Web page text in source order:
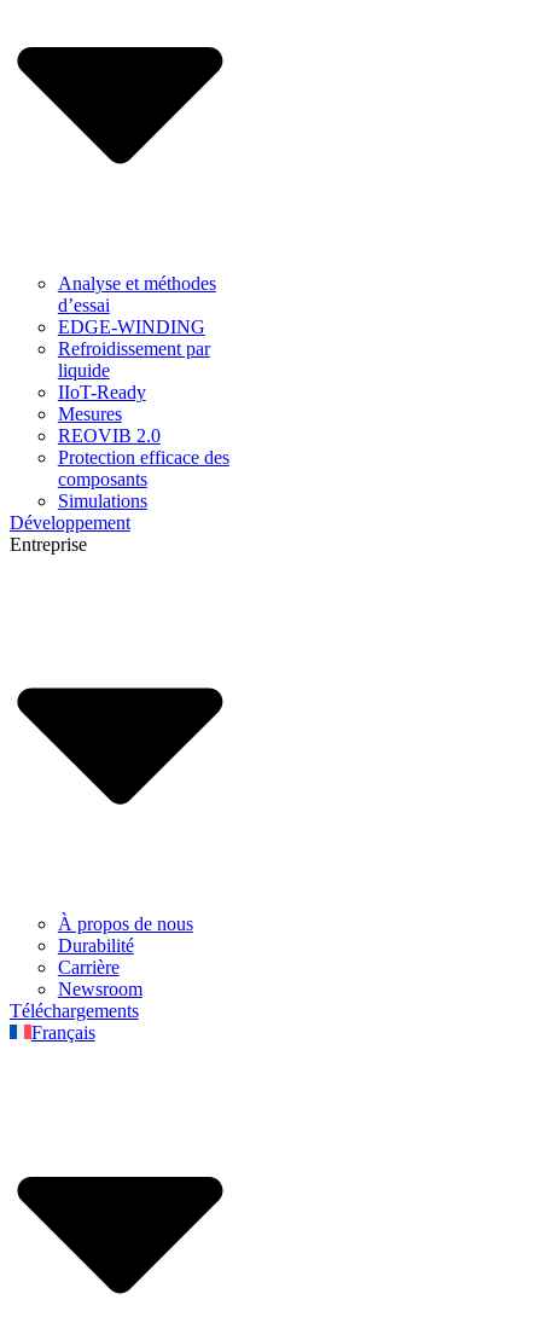
Analyse et méthodes
d’essai
EDGE-WINDING
Refroidissement par
liquide
IIoT-Ready
Mesures
REOVIB 2.0
Protection efficace des
composants
Simulations
Développement
Entreprise
À propos de nous
Durabilité
Carrière
Newsroom
Téléchargements
Français